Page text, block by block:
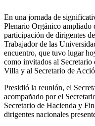
En una jornada de
Plenario Orgánico ampliado
participación de dirigentes
Trabajador de las
encuentro, que tuvo lugar
como invitados al
Villa y al Secretario de
Presidió la reunión, el
acompañado por el
Secretario de Hacienda y
dirigentes nacionales